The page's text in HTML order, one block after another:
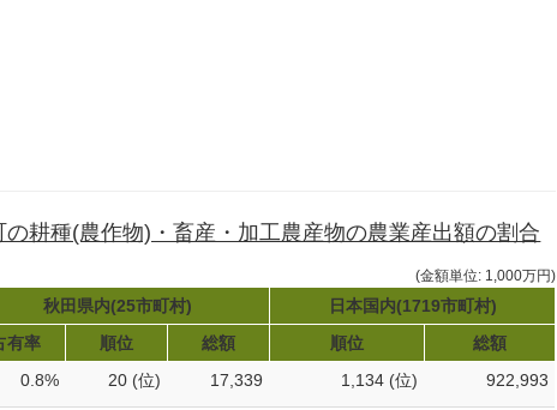
耕種(農作物)・畜産・加工農産物の農業産出額の割合
(金額単位: 1,000万円)
秋田県内(25市町村)
日本国内(1719市町村)
有率
順位 総額 順位
総額
0.8% 20 (位) 17,339 1,134 (位) 922,993